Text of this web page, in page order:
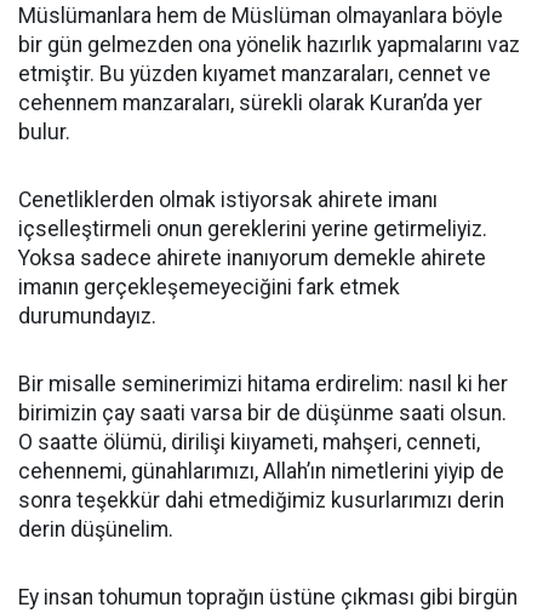
Müslümanlara hem de Müslüman olmayanlara böyle
bir gün gelmezden ona yönelik hazırlık yapmalarını vaz
etmiştir. Bu yüzden kıyamet manzaraları, cennet ve
cehennem manzaraları, sürekli olarak Kuran’da yer
bulur.
Cenetliklerden olmak istiyorsak ahirete imanı
içselleştirmeli onun gereklerini yerine getirmeliyiz.
Yoksa sadece ahirete inanıyorum demekle ahirete
imanın gerçekleşemeyeciğini fark etmek
durumundayız.
Bir misalle seminerimizi hitama erdirelim: nasıl ki her
birimizin çay saati varsa bir de düşünme saati olsun.
O saatte ölümü, dirilişi kiıyameti, mahşeri, cenneti,
cehennemi, günahlarımızı, Allah’ın nimetlerini yiyip de
sonra teşekkür dahi etmediğimiz kusurlarımızı derin
derin düşünelim.
Ey insan tohumun toprağın üstüne çıkması gibi birgün